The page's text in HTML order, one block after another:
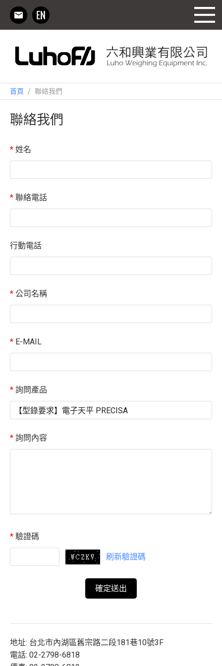
首頁 / 聯絡我們
聯絡我們
* 姓名
* 聯絡電話
行動電話
* 公司名稱
* E-MAIL
* 詢問產品
* 詢問內容
* 驗證碼
刷新驗證碼
地址: 台北市內湖區舊宗路二段181巷10號3F
電話: 02-2798-6818